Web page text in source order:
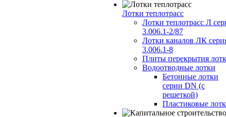
Лотки теплотрасс
Лотки теплотрасс Л
3.006.1-2/87
Лотки каналов ЛК
3.006.1-8
Плиты перекрытия
Водоотводные лотки
Бетонные лотки
серии DN (с
решеткой)
Пластиковые